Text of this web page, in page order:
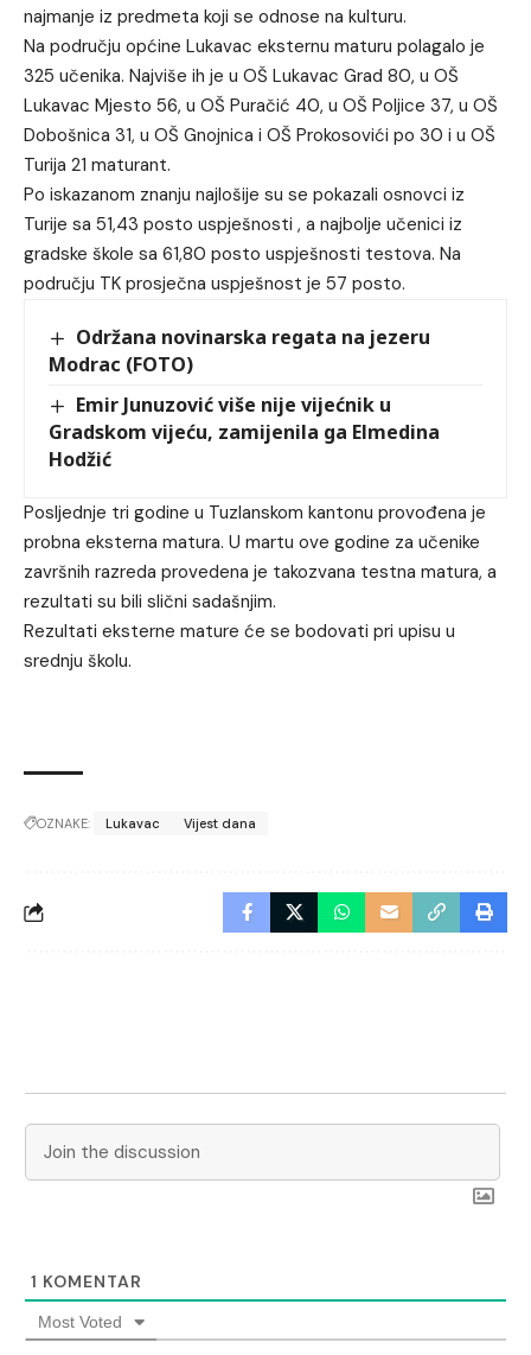
najmanje iz predmeta koji se odnose na kulturu.
Na području općine Lukavac eksternu maturu polagalo je
325 učenika. Najviše ih je u OŠ Lukavac Grad 80, u OŠ
Lukavac Mjesto 56, u OŠ Puračić 40, u OŠ Poljice 37, u OŠ
Dobošnica 31, u OŠ Gnojnica i OŠ Prokosovići po 30 i u OŠ
Turija 21 maturant.
Po iskazanom znanju najlošije su se pokazali osnovci iz
Turije sa 51,43 posto uspješnosti , a najbolje učenici iz
gradske škole sa 61,80 posto uspješnosti testova. Na
području TK prosječna uspješnost je 57 posto.
Održana novinarska regata na jezeru
Modrac (FOTO)
Emir Junuzović više nije vijećnik u
Gradskom vijeću, zamijenila ga Elmedina
Hodžić
Posljednje tri godine u Tuzlanskom kantonu provođena je
probna eksterna matura. U martu ove godine za učenike
završnih razreda provedena je takozvana testna matura, a
rezultati su bili slični sadašnjim.
Rezultati eksterne mature će se bodovati pri upisu u
srednju školu.
OZNAKE: Lukavac Vijest dana
1 KOMENTAR
Most Voted